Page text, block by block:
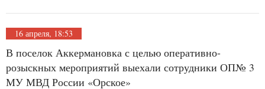
16 апреля, 18:53
В поселок Аккермановка с целью оперативно-
розыскных мероприятий выехали сотрудники ОП№ 3
МУ МВД России «Орское»